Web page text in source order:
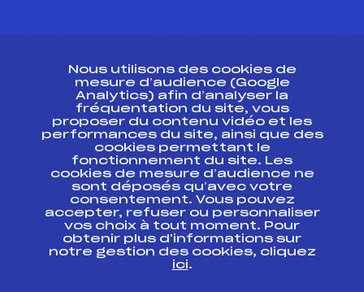
Ressources
Pass’Neige
Projet sportif fédéral
Projet de performance fédéral
Antidopage
Pôle Développement, Formation, Suivi
Scientifique
Listes ministérielles
Pôle vie de l’athlète
Enseignement professionnel
Nous utilisons des cookies de
mesure d’audience (Google
Analytics) afin d’analyser la
fréquentation du site, vous
proposer du contenu vidéo et les
performances du site, ainsi que des
cookies permettant le
fonctionnement du site. Les
cookies de mesure d’audience ne
sont déposés qu’avec votre
consentement. Vous pouvez
accepter, refuser ou personnaliser
vos choix à tout moment. Pour
obtenir plus d'informations sur
notre gestion des cookies, cliquez
ici.